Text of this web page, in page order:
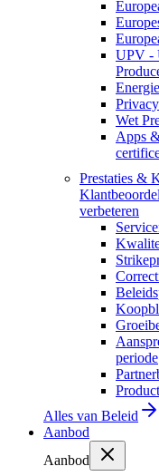
UPV -
Wet
Apps
Prestaties &
verbeteren
periode
Alles van Beleid
Aanbod
Aanbod